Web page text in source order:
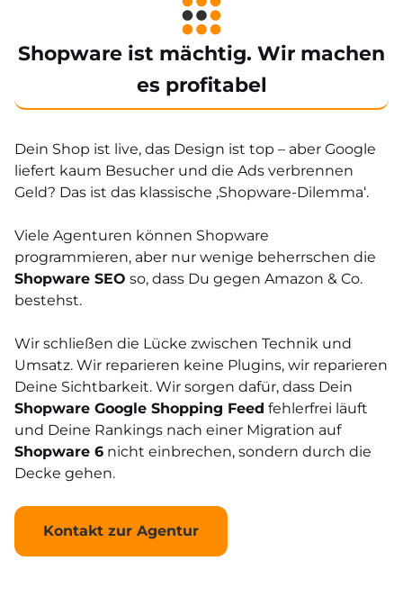
Shopware ist mächtig. Wir machen
es profitabel
Dein Shop ist live, das Design ist top – aber Google
liefert kaum Besucher und die Ads verbrennen
Geld? Das ist das klassische ‚Shopware-Dilemma‘.
Viele Agenturen können Shopware
programmieren, aber nur wenige beherrschen die
Shopware SEO so, dass Du gegen Amazon & Co.
bestehst.
Wir schließen die Lücke zwischen Technik und
Umsatz. Wir reparieren keine Plugins, wir reparieren
Deine Sichtbarkeit. Wir sorgen dafür, dass Dein
Shopware Google Shopping Feed fehlerfrei läuft
und Deine Rankings nach einer Migration auf
Shopware 6 nicht einbrechen, sondern durch die
Decke gehen.
Kontakt zur Agentur